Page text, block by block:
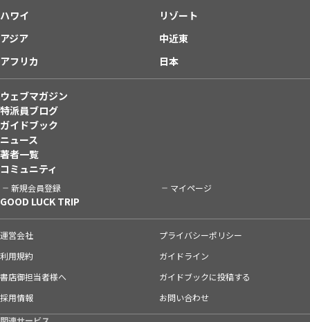
ハワイ
リゾート
アジア
中近東
アフリカ
日本
ウェブマガジン
特派員ブログ
ガイドブック
ニュース
著者一覧
コミュニティ
新規会員登録 マイページ
GOOD LUCK TRIP
運営会社
プライバシーポリシー
利用規約
ガイドライン
書店御担当者様へ
ガイドブックに投稿する
採用情報
お問い合わせ